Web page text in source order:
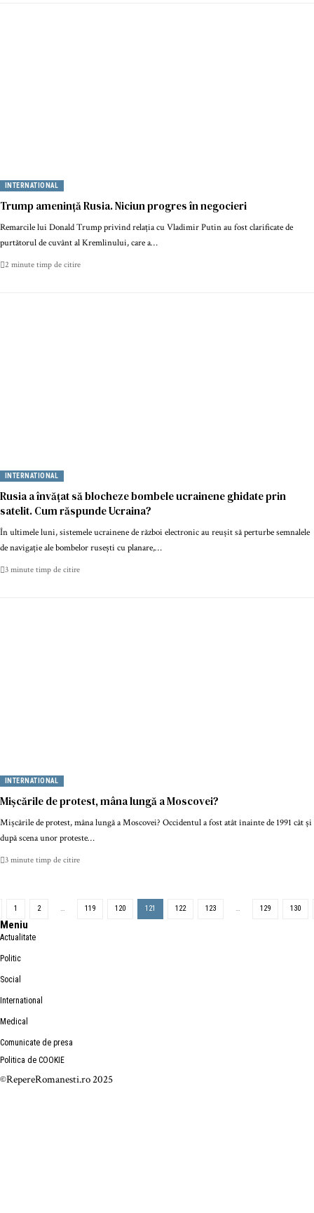
INTERNATIONAL
Trump amenință Rusia. Niciun progres în negocieri
Remarcile lui Donald Trump privind relația cu Vladimir Putin au fost clarificate de
purtătorul de cuvânt al Kremlinului, care a…
2 minute timp de citire
INTERNATIONAL
Rusia a învățat să blocheze bombele ucrainene ghidate prin
satelit. Cum răspunde Ucraina?
În ultimele luni, sistemele ucrainene de război electronic au reușit să perturbe semnalele
de navigație ale bombelor rusești cu planare,…
3 minute timp de citire
INTERNATIONAL
Mișcările de protest, mâna lungă a Moscovei?
Mișcările de protest, mâna lungă a Moscovei? Occidentul a fost atât înainte de 1991 cât și
după scena unor proteste…
3 minute timp de citire
1 2 … 119 120 121 122 123 … 129 130
Meniu
Actualitate
Politic
Social
International
Medical
Comunicate de presa
Politica de COOKIE
©RepereRomanesti.ro 2025